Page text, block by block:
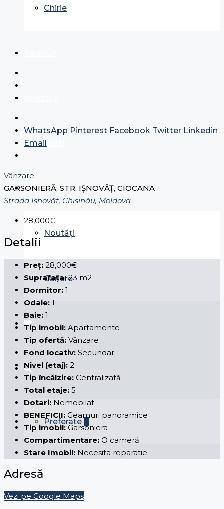
Chirie
Specialiști
Despre noi
Noutăți
Cariere
Preferate
WhatsApp Pinterest Facebook Twitter Linkedin
Email
Vânzare
GARSONIERĂ, STR. IȘNOVĂȚ, CIOCANA
Strada Ișnovăț, Chișinău, Moldova
28,000€
Detalii
Preț: 28,000€
Suprafața: 23 m2
Dormitor: 1
Odaie: 1
Baie: 1
Tip imobil: Apartamente
Tip ofertă: Vânzare
Fond locativ: Secundar
Nivel (etaj): 2
Tip încălzire: Centralizată
Total etaje: 5
Dotari: Nemobilat
BENEFICII: Geamuri panoramice
Tip imobil: Garsoniera
Compartimentare: O cameră
Stare Imobil: Necesita reparatie
Adresă
Vezi pe Google Maps